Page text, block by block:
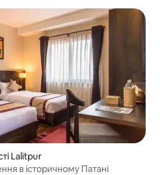
Lalitpur
в історичному Патані